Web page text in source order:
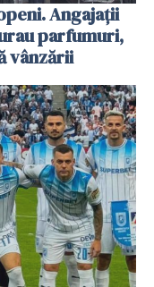
Angajații
parfumuri,
vânzării